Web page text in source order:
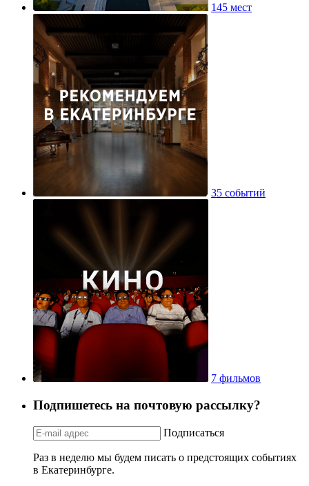
145 мест
35 событий
7 фильмов
Подпишетесь на почтовую рассылку?
Подписаться
Раз в неделю мы будем писать о предстоящих событиях
в Екатеринбурге.